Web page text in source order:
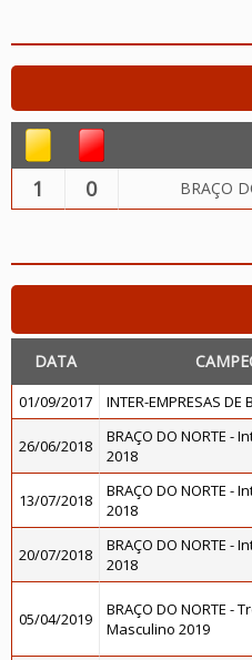
1 0 BRAÇO
DATA
01/09/2017 INTER-EMPRESAS DE
26/06/2018
BRAÇO DO NORTE -
2018
13/07/2018
BRAÇO DO NORTE -
2018
20/07/2018
BRAÇO DO NORTE -
2018
05/04/2019
BRAÇO DO NORTE -
Masculino 2019